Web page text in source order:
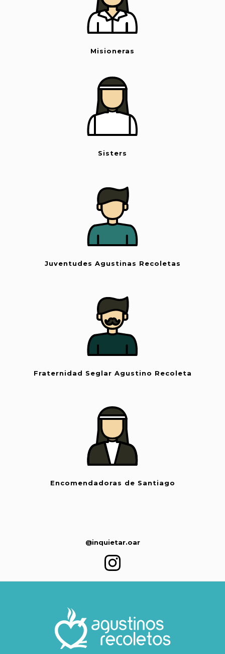
Misioneras
Sisters
Juventudes Agustinas Recoletas
Fraternidad Seglar Agustino Recoleta
Encomendadoras de Santiago
@inquietar.oar